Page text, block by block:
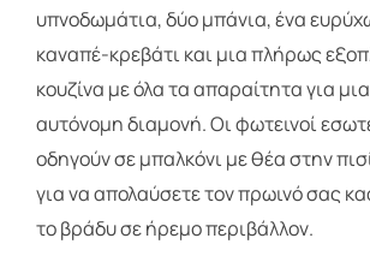
υπνοδωμάτια, δύο μπάνια, ένα
καναπέ-κρεβάτι και μια πλήρως
κουζίνα με όλα τα απαραίτητα για
αυτόνομη διαμονή. Οι φωτεινοί
οδηγούν σε μπαλκόνι με θέα στην
για να απολαύσετε τον πρωινό σας
το βράδυ σε ήρεμο περιβάλλον.